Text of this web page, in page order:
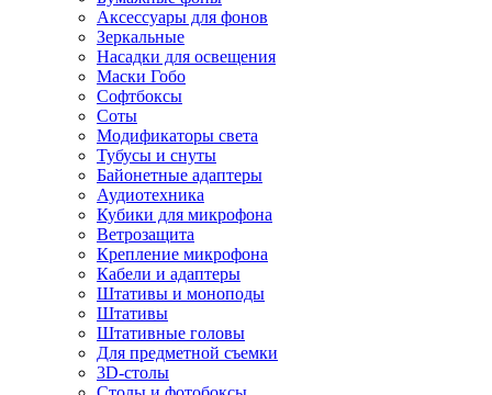
Аксессуары для фонов
Зеркальные
Насадки для освещения
Маски Гобо
Софтбоксы
Соты
Модификаторы света
Тубусы и снуты
Байонетные адаптеры
Аудиотехника
Кубики для микрофона
Ветрозащита
Крепление микрофона
Кабели и адаптеры
Штативы и моноподы
Штативы
Штативные головы
Для предметной съемки
3D-столы